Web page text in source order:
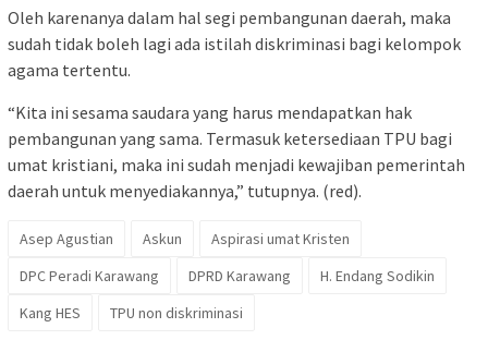
Oleh karenanya dalam hal segi pembangunan daerah, maka
sudah tidak boleh lagi ada istilah diskriminasi bagi kelompok
agama tertentu.
“Kita ini sesama saudara yang harus mendapatkan hak
pembangunan yang sama. Termasuk ketersediaan TPU bagi
umat kristiani, maka ini sudah menjadi kewajiban pemerintah
daerah untuk menyediakannya,” tutupnya. (red).
Asep Agustian Askun
Aspirasi umat Kristen
DPC Peradi Karawang
DPRD Karawang
H. Endang Sodikin
Kang HES
TPU non diskriminasi